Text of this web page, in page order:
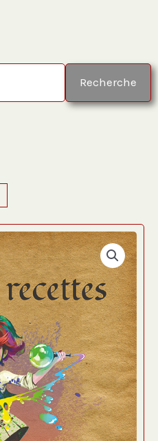
Recherche